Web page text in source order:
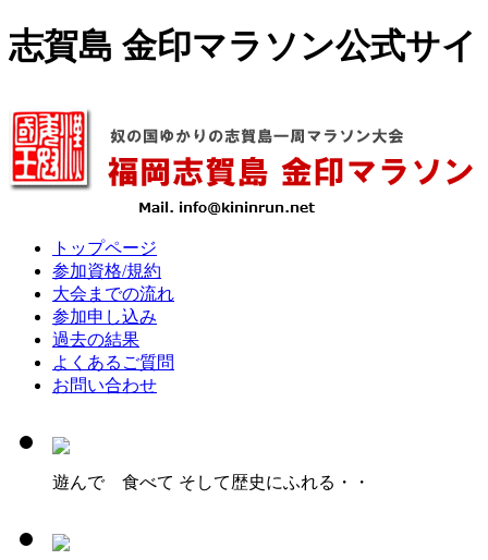
志賀島 金印マラソン公式サ
トップページ
参加資格/規約
大会までの流れ
参加申し込み
過去の結果
よくあるご質問
お問い合わせ
遊んで 食べて そして歴史にふれる・・